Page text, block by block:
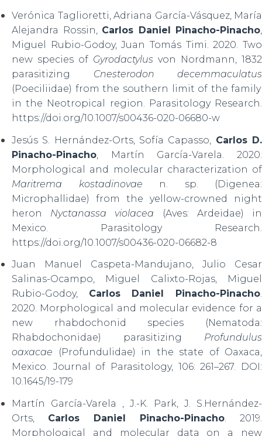
Verónica Taglioretti, Adriana García-Vásquez, María
Alejandra Rossin, Carlos Daniel Pinacho-Pinacho,
Miguel Rubio-Godoy, Juan Tomás Timi. 2020. Two
new species of Gyrodactylus von Nordmann, 1832
parasitizing Cnesterodon decemmaculatus
(Poeciliidae) from the southern limit of the family
in the Neotropical region. Parasitology Research.
https://doi.org/10.1007/s00436-020-06680-w
Jesús S. Hernández-Orts, Sofía Capasso, Carlos D.
Pinacho-Pinacho , Martín García-Varela. 2020.
Morphological and molecular characterization of
Maritrema kostadinovae n. sp. (Digenea:
Microphallidae) from the yellow-crowned night
heron Nyctanassa violacea (Aves: Ardeidae) in
Mexico. Parasitology Research.
https://doi.org/10.1007/s00436-020-06682-8
Juan Manuel Caspeta-Mandujano, Julio Cesar
Salinas-Ocampo, Miguel Calixto-Rojas, Miguel
Rubio-Godoy, Carlos Daniel Pinacho-Pinacho.
2020. Morphological and molecular evidence for a
new rhabdochonid species (Nematoda:
Rhabdochonidae) parasitizing
Profundulus
oaxacae (Profundulidae) in the state of Oaxaca,
Mexico. Journal of Parasitology, 106: 261–267. DOI:
10.1645/19-179
Martín García-Varela , J.-K. Park, J. S.Hernández-
Orts, Carlos Daniel Pinacho-Pinacho . 2019.
Morphological and molecular data on a new